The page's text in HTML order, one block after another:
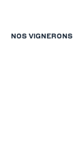
NOS VIGNERONS